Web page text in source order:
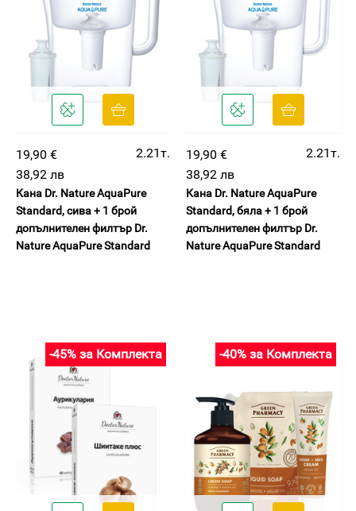
19,90 €
2.21т.
38,92 лв
Кана Dr. Nature AquaPure
Standard, сива + 1 брой
допълнителен филтър Dr.
Nature AquaPure Standard
19,90 €
2.21т.
38,92 лв
Кана Dr. Nature AquaPure
Standard, бяла + 1 брой
допълнителен филтър Dr.
Nature AquaPure Standard
-45% за Комплекта -40% за Комплекта